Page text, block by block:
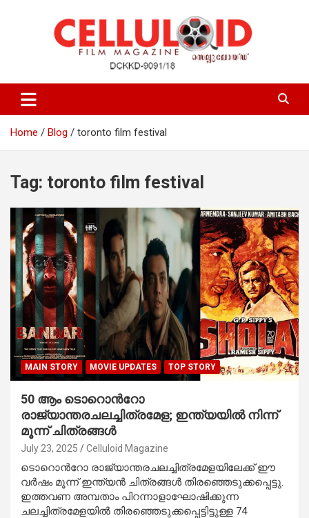
celluloid
Home Blog toronto film festival
Tag: toronto film festival
MAIN STORY MOVIE UPDATES TOP STORY
50 ആം ടൊറൊന്‍റോ
രാജ്യാന്തരചലച്ചിത്രമേള; ഇന്ത്യയിൽ നിന്ന്
മൂന്ന് ചിത്രങ്ങൾ
July 23, 2025 Celluloid Magazine
ടൊറൊന്‍റോ രാജ്യാന്തരചലച്ചിത്രമേളയിലേക്ക് ഈ
വർഷം മൂന്ന് ഇന്ത്യൻ ചിത്രങ്ങൾ തിരഞ്ഞെടുക്കപ്പെട്ടു.
ഇത്തവണ അമ്പതാം പിറന്നാളാഘോഷിക്കുന്ന
ചലച്ചിത്രമേളയിൽ തിരഞ്ഞെടുക്കപ്പെട്ടിട്ടുള്ള 74